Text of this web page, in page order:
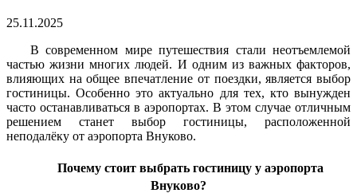
25.11.2025
В современном мире путешествия стали неотъемлемой
частью жизни многих людей. И одним из важных факторов,
влияющих на общее впечатление от поездки, является выбор
гостиницы. Особенно это актуально для тех, кто вынужден
часто останавливаться в аэропортах. В этом случае отличным
решением станет выбор гостиницы, расположенной
неподалёку от аэропорта Внуково.
Почему стоит выбрать гостиницу у аэропорта
Внуково?